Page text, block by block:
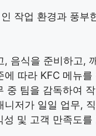
작업 환경과 풍
, 음식을 준비하고,
에 따라 KFC 메뉴
중 팀을 감독하여
니저가 일일 업무,
성 및 고객 만족도